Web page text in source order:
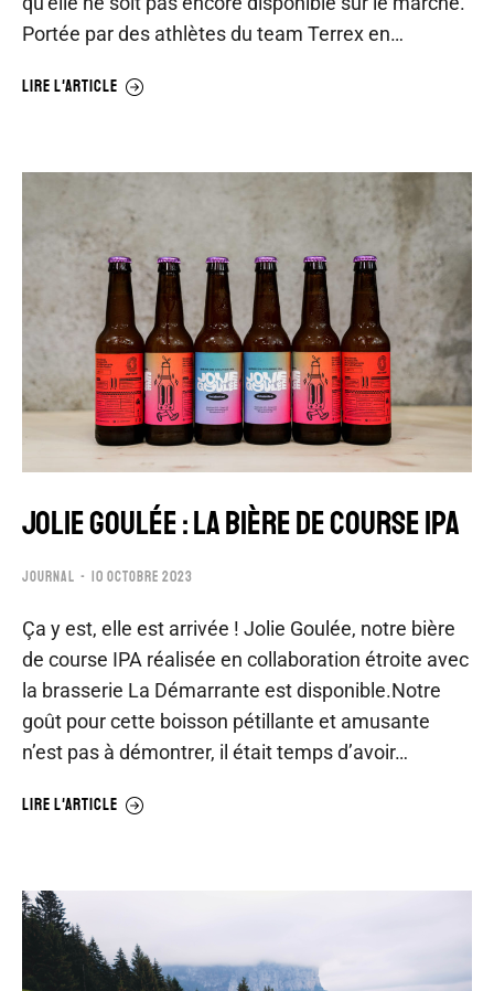
Portée par des athlètes du team Terrex en…
LIRE L'ARTICLE
JOLIE GOULÉE : LA BIÈRE DE COURSE IPA
JOURNAL 10 OCTOBRE 2023
Ça y est, elle est arrivée ! Jolie Goulée, notre bière
de course IPA réalisée en collaboration étroite avec
la brasserie La Démarrante est disponible.Notre
goût pour cette boisson pétillante et amusante
n’est pas à démontrer, il était temps d’avoir…
LIRE L'ARTICLE